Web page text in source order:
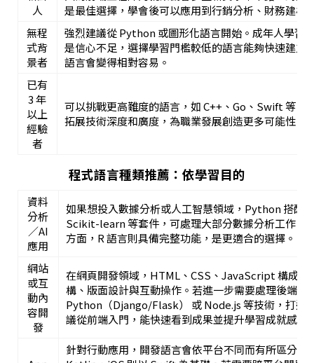
人
是最佳選擇，學會後可以應用到行銷分析、財務建模
無程
式背
景者
強烈建議從 Python 或圖形化語言開始。成年人學習
是信心不足，選擇學習門檻較低的語言能夠快速建立
語言會變得相對容易。
已有
3 年
以上
經驗
者
可以挑戰更高難度的語言，如 C++、Go、Swift 等，
拓展技術深度和廣度，為職業發展創造更多可能性。
程式語言種類推薦：依學習目的
資料
分析
／AI
應用
如果想投入數據分析或人工智慧領域，Python 搭配
Scikit-learn 等套件，可處理大部分數據分析工作；
方面，R 語言則具備完整功能，是更適合的選擇。
網站
或互
動內
容開
發
在網頁開發領域，HTML、CSS、JavaScript 構成了
構、版面設計與互動操作。若進一步需要處理後端邏
Python（Django/Flask） 或 Node.js 等技術，打造
議從前端入門，能快速看到成果並提升學習成就感。
針對行動應用，開發語言會依平台不同而有所區分：